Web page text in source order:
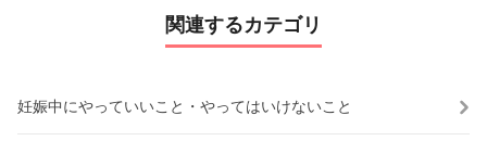
関連するカテゴリ
妊娠中にやっていいこと・やってはいけないこと